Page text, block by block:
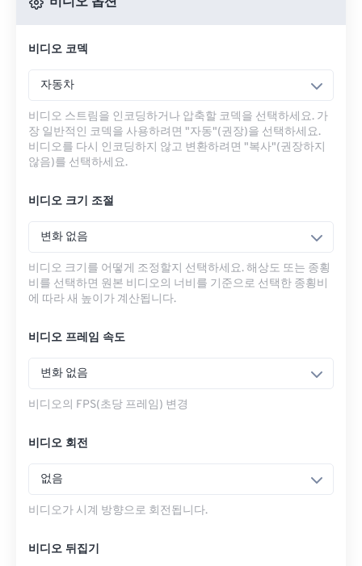
비디오 코덱
자동차
비디오 스트림을 인코딩하거나 압축할 코덱을 선택하세요. 가
장 일반적인 코덱을 사용하려면 "자동"(권장)을 선택하세요.
비디오를 다시 인코딩하지 않고 변환하려면 "복사"(권장하지
않음)를 선택하세요.
비디오 크기 조절
변화 없음
비디오 크기를 어떻게 조정할지 선택하세요. 해상도 또는 종횡
비를 선택하면 원본 비디오의 너비를 기준으로 선택한 종횡비
에 따라 새 높이가 계산됩니다.
비디오 프레임 속도
변화 없음
비디오의 FPS(초당 프레임) 변경
비디오 회전
없음
비디오가 시계 방향으로 회전됩니다.
비디오 뒤집기